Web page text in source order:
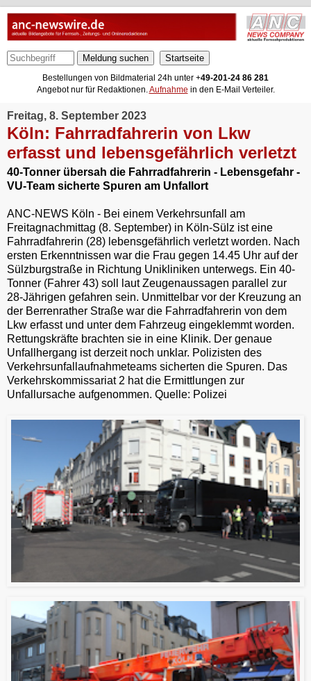
Meldung suchen
Bestellungen von Bildmaterial 24h unter +49-201-24 86 281
Angebot nur für Redaktionen.Aufnahme in den E-Mail Verteiler.
Freitag, 8. September 2023
Köln: Fahrradfahrerin von Lkw
erfasst und lebensgefährlich verletzt
40-Tonner übersah die Fahrradfahrerin - Lebensgefahr -
VU-Team sicherte Spuren am Unfallort
ANC-NEWS Köln - Bei einem Verkehrsunfall am
Freitagnachmittag (8. September) in Köln-Sülz ist eine
Fahrradfahrerin (28) lebensgefährlich verletzt worden. Nach
ersten Erkenntnissen war die Frau gegen 14.45 Uhr auf der
Sülzburgstraße in Richtung Unikliniken unterwegs. Ein 40-
Tonner (Fahrer 43) soll laut Zeugenaussagen parallel zur
28-Jährigen gefahren sein. Unmittelbar vor der Kreuzung an
der Berrenrather Straße war die Fahrradfahrerin von dem
Lkw erfasst und unter dem Fahrzeug eingeklemmt worden.
Rettungskräfte brachten sie in eine Klinik. Der genaue
Unfallhergang ist derzeit noch unklar. Polizisten des
Verkehrsunfallaufnahmeteams sicherten die Spuren. Das
Verkehrskommissariat 2 hat die Ermittlungen zur
Unfallursache aufgenommen. Quelle: Polizei